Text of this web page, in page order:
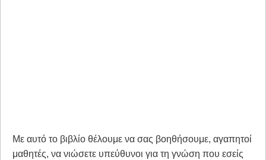
Με αυτό το βιβλίο θέλουμε να σας βοηθήσουμε, αγαπητοί
μαθητές, να νιώσετε υπεύθυνοι για τη γνώση που εσείς